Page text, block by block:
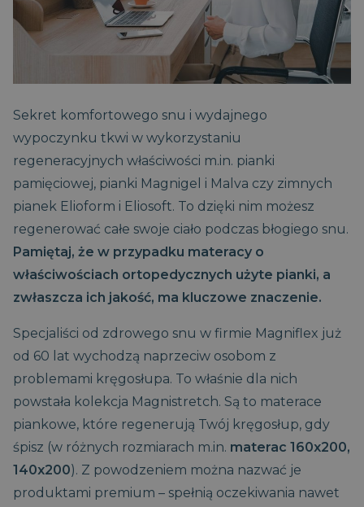
Sekret komfortowego snu i wydajnego
wypoczynku tkwi w wykorzystaniu
regeneracyjnych właściwości m.in. pianki
pamięciowej, pianki Magnigel i Malva czy zimnych
pianek Elioform i Eliosoft. To dzięki nim możesz
regenerować całe swoje ciało podczas błogiego snu.
Pamiętaj, że w przypadku materacy o
właściwościach ortopedycznych użyte pianki, a
zwłaszcza ich jakość, ma kluczowe znaczenie.
Specjaliści od zdrowego snu w firmie Magniflex już
od 60 lat wychodzą naprzeciw osobom z
problemami kręgosłupa. To właśnie dla nich
powstała kolekcja Magnistretch. Są to materace
piankowe, które regenerują Twój kręgosłup, gdy
śpisz (w różnych rozmiarach m.in. materac 160x200,
140x200). Z powodzeniem można nazwać je
produktami premium – spełnią oczekiwania nawet